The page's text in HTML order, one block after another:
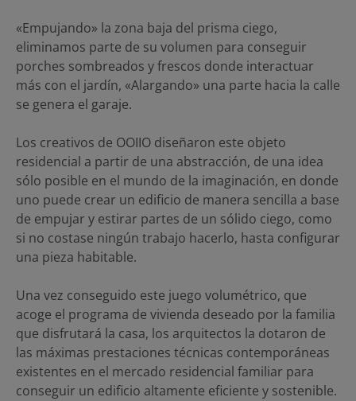
«Empujando» la zona baja del prisma ciego,
eliminamos parte de su volumen para conseguir
porches sombreados y frescos donde interactuar
más con el jardín, «Alargando» una parte hacia la calle
se genera el garaje.
Los creativos de OOIIO diseñaron este objeto
residencial a partir de una abstracción, de una idea
sólo posible en el mundo de la imaginación, en donde
uno puede crear un edificio de manera sencilla a base
de empujar y estirar partes de un sólido ciego, como
si no costase ningún trabajo hacerlo, hasta configurar
una pieza habitable.
Una vez conseguido este juego volumétrico, que
acoge el programa de vivienda deseado por la familia
que disfrutará la casa, los arquitectos la dotaron de
las máximas prestaciones técnicas contemporáneas
existentes en el mercado residencial familiar para
conseguir un edificio altamente eficiente y sostenible.